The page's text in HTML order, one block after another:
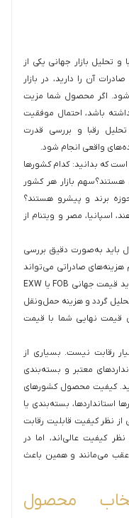
تحلیل بازار جهانی یکی از
آن را دارید، در بازار
اگر محصول شما مزیت
باشد، احتمال موفقیت
رقبا و بررسی قدرت
واقعی انجام شود.
که بدانید: کدام کشورها
بازار هر کشور
برند و پیشرو هستند؟
اسپانیا، مصر و ویتنام از
باید به‌صورت دقیق بررسی
صادراتی می‌تواند
با قیمت رقبا رقابت کند؟ برای این کار باید قیمت جهانی FOB یا EXW
گردد و هزینه حمل‌ونقل
قیمت نهایی شما با قیمت
رقابت نیست. بسیاری از
معتبر و بسته‌بندی
کیفیت محصول کشورهای
بسته‌بندی یا
از نظر کیفیت قابلیت رقابت
کیفیت عالی‌اند، اما در
عقب می‌مانند و همین باعث
محصول